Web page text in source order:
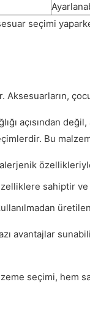
seçimi
açısından
Bu
sahiptir
avantajlar
seçimi, hem